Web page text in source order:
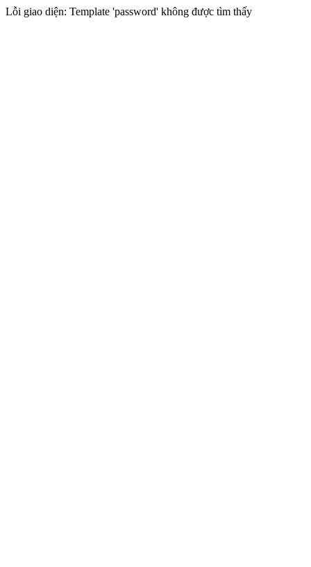
Lỗi giao diện: Template 'password' không được tìm thấy